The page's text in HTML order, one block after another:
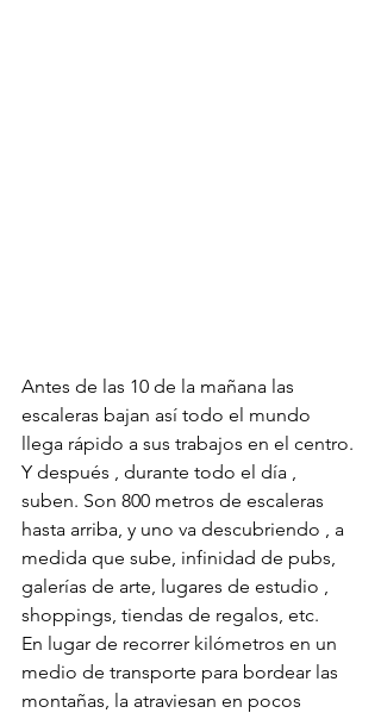
Antes de las 10 de la mañana las
escaleras bajan así todo el mundo
llega rápido a sus trabajos en el centro.
Y después , durante todo el día ,
suben. Son 800 metros de escaleras
hasta arriba, y uno va descubriendo , a
medida que sube, infinidad de pubs,
galerías de arte, lugares de estudio ,
shoppings, tiendas de regalos, etc.
En lugar de recorrer kilómetros en un
medio de transporte para bordear las
montañas, la atraviesan en pocos